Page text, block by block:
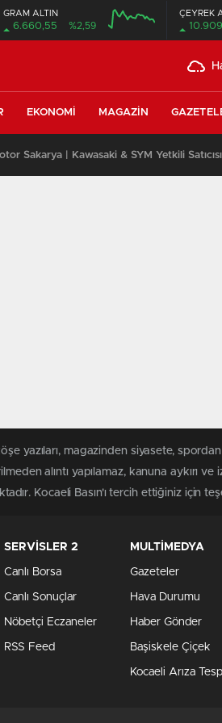
GRAM ALTIN
6.660,55 %2,59
ÇEYREK
EKONOMI MAGAZIN
Sakarya | Kawasaki & SYM Yetkili
yazıları, magazinden siyasete,
alıntı yapılamaz, kanuna aykırı
Kocaeli Basın'ı tercih ettiğiniz için
SERVİSLER 2
Canlı Borsa
Canlı Sonuçlar
Nöbetçi Eczaneler
RSS Feed
MULTİMEDYA
Gazeteler
Hava Durumu
Haber Gönder
Başiskele Çiçek
Kocaeli Arıza